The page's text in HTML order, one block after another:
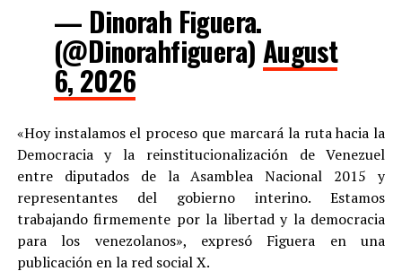
— Dinorah Figuera.
(@Dinorahfiguera) August
6, 2026
«Hoy instalamos el proceso que marcará la ruta hacia la
Democracia y la reinstitucionalización de Venezuel
entre diputados de la Asamblea Nacional 2015 y
representantes del gobierno interino. Estamos
trabajando firmemente por la libertad y la democracia
para los venezolanos», expresó Figuera en una
publicación en la red social X.